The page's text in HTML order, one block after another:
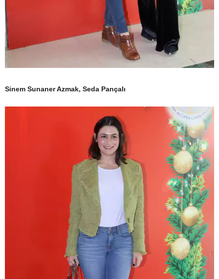
Sinem Sunaner Azmak, Seda Pançalı